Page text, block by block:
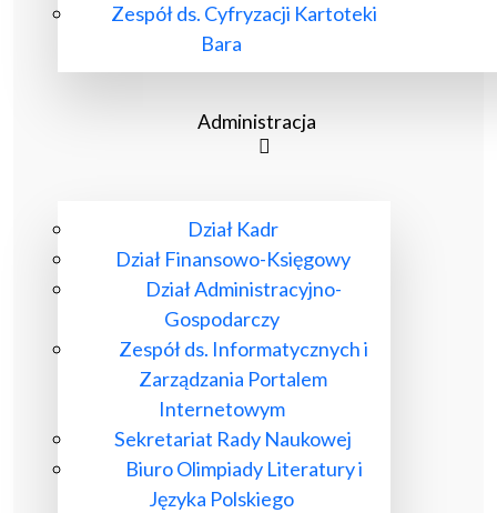
Zespół ds. Cyfryzacji Kartoteki
Bara
Administracja
Dział Kadr
Dział Finansowo-Księgowy
Dział Administracyjno-
Gospodarczy
Zespół ds. Informatycznych i
Zarządzania Portalem
Internetowym
Sekretariat Rady Naukowej
Biuro Olimpiady Literatury i
Języka Polskiego